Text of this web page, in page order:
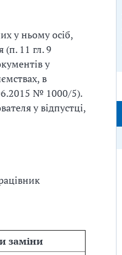
у ньому осіб,
(п. 11 гл.9
у
в
№ 1000/5).
у відпустці,
заміни